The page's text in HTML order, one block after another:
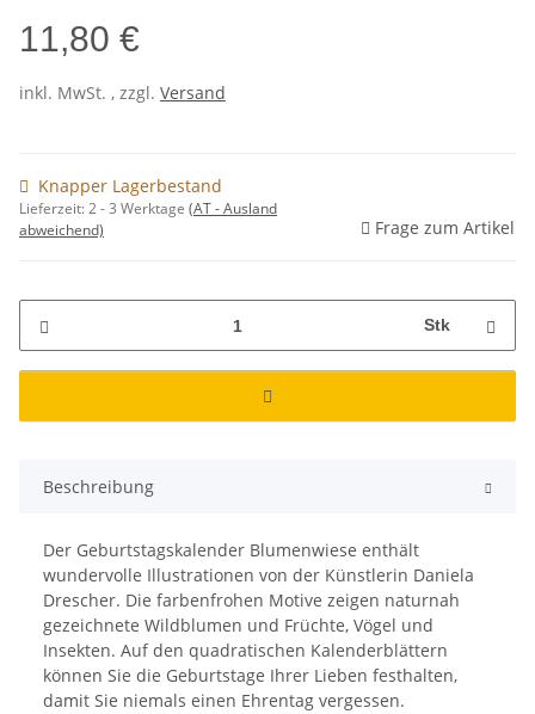
11,80 €
inkl. MwSt. , zzgl. Versand
Knapper Lagerbestand
Lieferzeit:2 - 3 Werktage (AT - Ausland
abweichend)
Frage zum Artikel
Stk
Beschreibung
Der Geburtstagskalender Blumenwiese enthält
wundervolle Illustrationen von der Künstlerin Daniela
Drescher. Die farbenfrohen Motive zeigen naturnah
gezeichnete Wildblumen und Früchte, Vögel und
Insekten. Auf den quadratischen Kalenderblättern
können Sie die Geburtstage Ihrer Lieben festhalten,
damit Sie niemals einen Ehrentag vergessen.